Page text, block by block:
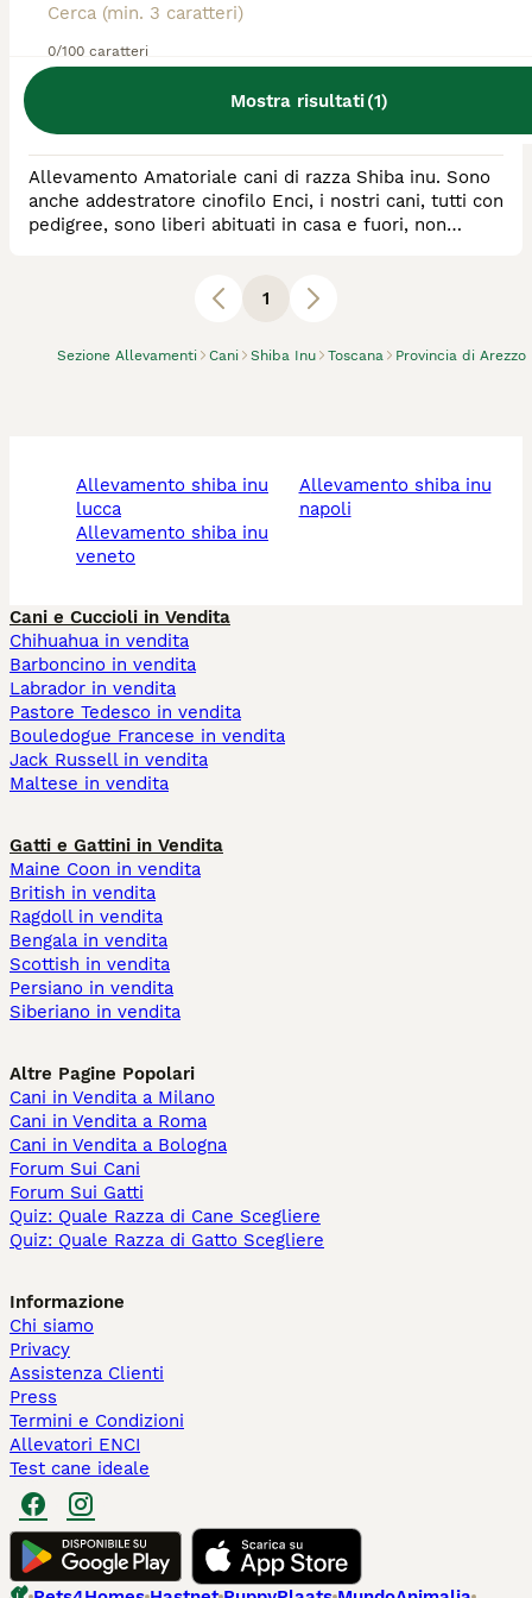
0/100 caratteri
Mostra risultati(1)
Sezione Allevamenti Cani Shiba Inu Toscana Provincia di Arezzo
animali disponibili
Allevamento Amatoriale cani di razza Shiba inu. Sono
anche addestratore cinofilo Enci, i nostri cani, tutti con
pedigree, sono liberi abituati in casa e fuori, non
1
allevamento shiba inu
lucca
allevamento shiba inu
veneto
allevamento shiba inu
napoli
Cani e Cuccioli in Vendita
Chihuahua in vendita
Barboncino in vendita
Labrador in vendita
Pastore Tedesco in vendita
Bouledogue Francese in vendita
Jack Russell in vendita
Maltese in vendita
Gatti e Gattini in Vendita
Maine Coon in vendita
British in vendita
Ragdoll in vendita
Bengala in vendita
Scottish in vendita
Persiano in vendita
Siberiano in vendita
Altre Pagine Popolari
Cani in Vendita a Milano
Cani in Vendita a Roma
Cani in Vendita a Bologna
Forum Sui Cani
Forum Sui Gatti
Quiz: Quale Razza di Cane Scegliere
Quiz: Quale Razza di Gatto Scegliere
Informazione
Chi siamo
Privacy
Assistenza Clienti
Press
Termini e Condizioni
Allevatori ENCI
Test cane ideale